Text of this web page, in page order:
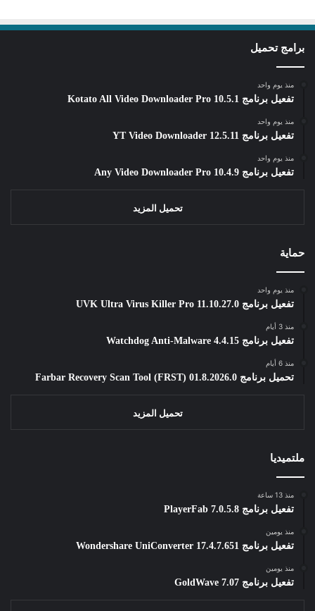
برامج تحميل
منذ يوم واحد
تفعيل برنامج Kotato All Video Downloader Pro 10.5.1
منذ يوم واحد
تفعيل برنامج YT Video Downloader 12.5.11
منذ يوم واحد
تفعيل برنامج Any Video Downloader Pro 10.4.9
تحميل المزيد
حماية
منذ يوم واحد
تفعيل برنامج UVK Ultra Virus Killer Pro 11.10.27.0
منذ 3 أيام
تفعيل برنامج Watchdog Anti-Malware 4.4.15
منذ 6 أيام
تحميل برنامج Farbar Recovery Scan Tool (FRST) 01.8.2026.0
تحميل المزيد
ملتميديا
منذ 13 ساعة
تفعيل برنامج PlayerFab 7.0.5.8
منذ يومين
تفعيل برنامج Wondershare UniConverter 17.4.7.651
منذ يومين
تفعيل برنامج GoldWave 7.07